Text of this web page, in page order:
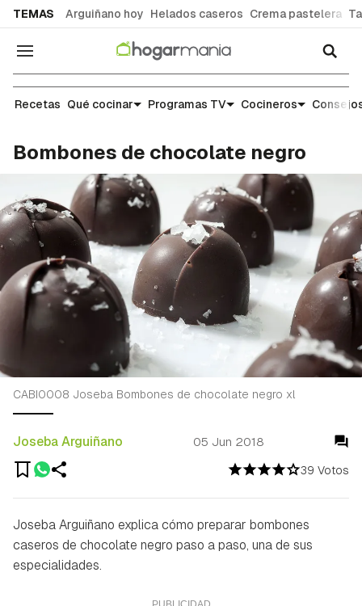
TEMAS Arguiñano hoy Helados caseros Crema pastelera
Navegación
Recetas
Recetas Qué cocinar Programas TV Cocineros
Bombones de chocolate negro
39 Votos
Joseba Arguiñano 05 Jun 2018
CABI0008 Joseba Bombones de chocolate negro xl
Joseba Arguiñano explica cómo preparar bombones
caseros de chocolate negro paso a paso, una de sus
especialidades.